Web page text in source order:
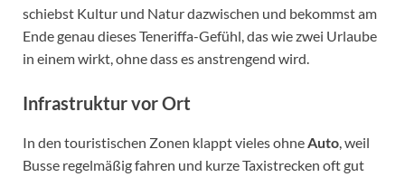
schiebst Kultur und Natur dazwischen und bekommst am
Ende genau dieses Teneriffa-Gefühl, das wie zwei Urlaube
in einem wirkt, ohne dass es anstrengend wird.
Infrastruktur vor Ort
In den touristischen Zonen klappt vieles ohneAuto, weil
Busse regelmäßig fahren und kurze Taxistrecken oft gut